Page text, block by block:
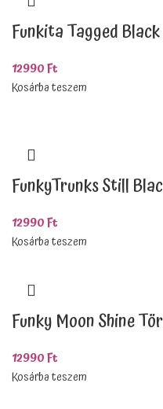
Funkita Tagged
12990Ft
Kosárba teszem
FunkyTrunks Still
12990Ft
Kosárba teszem
Funky Moon Shine
12990Ft
Kosárba teszem